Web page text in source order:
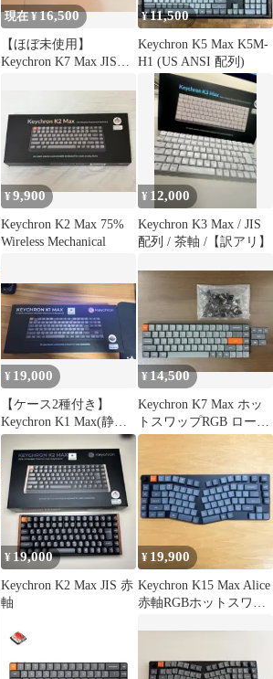
現在 ¥16,500
【ほぼ未使用】
Keychron K7 Max JIS配
¥11,500
Keychron K5 Max K5M-
H1 (US ANSI 配列)
¥9,900
Keychron K2 Max 75%
Wireless Mechanical
¥ 12,000
Keychron K3 Max / JIS
配列 / 茶軸 /【訳アリ】
¥ 19,000
【ケース2種付き】
Keychron K1 Max(静音
赤軸)日本語レイアウト
¥14,500
Keychron K7 Max ホッ
トスワップRGB ロープ
ロファイル
¥ 19,000
Keychron K2 Max JIS 赤
軸
¥ 19,900
Keychron K15 Max Alice
赤軸RGBホットスワッ